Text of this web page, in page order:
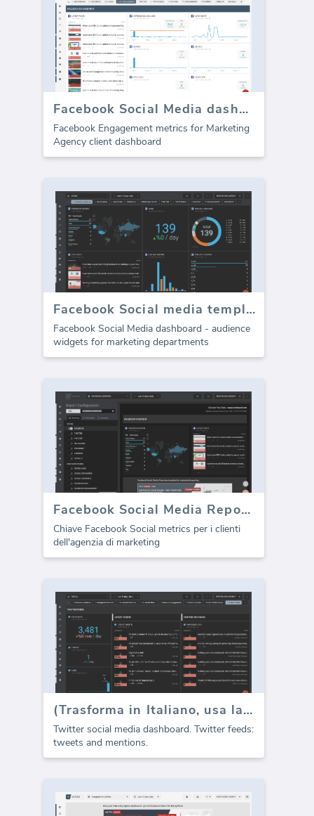
Facebook Social Media dashboard template - Coinvolgimento
Facebook Engagement metrics for Marketing
Agency client dashboard
Facebook Social media template - Metriche di pubblico
Facebook Social Media dashboard - audience
widgets for marketing departments
Facebook Social Media Report template (Rapporto)
Chiave Facebook Social metrics per i clienti
dell'agenzia di marketing
(Trasforma in Italiano, usa la stessa lettera maiuscola, lo stesso stile, usa le parentesi intorno alle stesse parole, mantieni inalterati i simboli speciali.) Input: Twitter Feeds Output: (Twitter Feeds)
Twitter social media dashboard. Twitter feeds:
tweets and mentions.